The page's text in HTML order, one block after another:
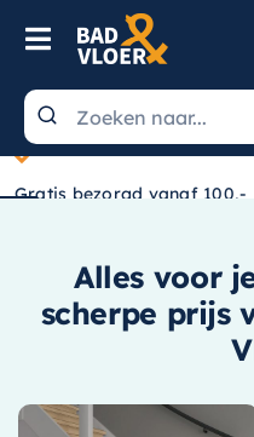
Skip to content
Toggle
Wastafels
Toiletten
Kranen
Badkamermeubels
Alles voor
scherpe prijs